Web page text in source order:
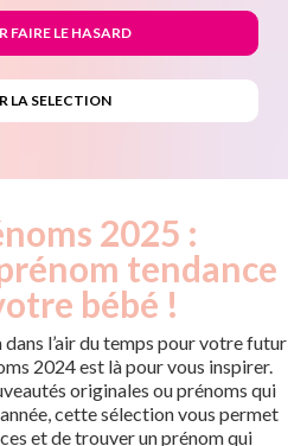
2025 :
tendance
bébé !
l’air du temps pour votre futur
2024 est là pour vous inspirer.
originales ou prénoms qui
cette sélection vous permet
et de trouver un prénom qui